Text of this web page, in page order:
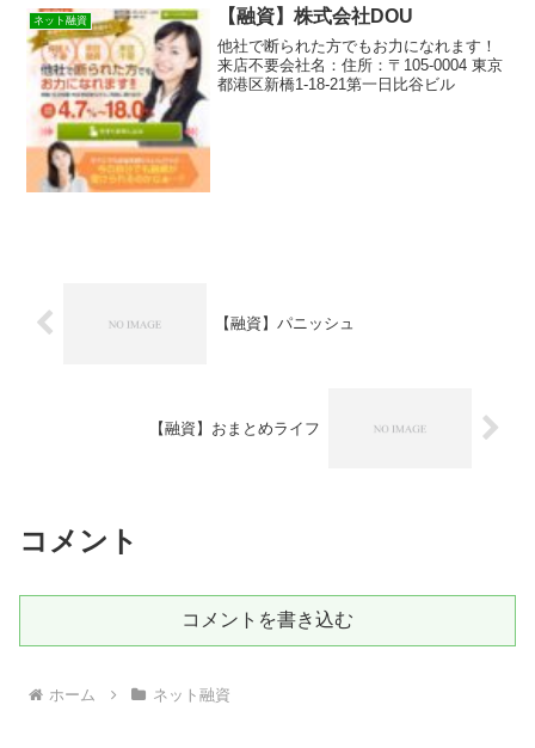
ています！闇金業者なのでまともにお金
を借りることは出来ませんよ。詐欺など
の被害に会う前に関わらないようにして
ください。キャッシングするなら正規登
録の貸金業者に
ネット融資 【融資】株式会社DOU
他社で断られた方でもお力になれます！
来店不要会社名：住所：〒105-0004 東京
都港区新橋1-18-21第一日比谷ビル
【融資】パニッシュ
【融資】おまとめライフ
コメント
コメントを書き込む
ホーム ネット融資